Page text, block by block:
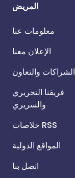
المريض
معلومات عنا
الإعلان معنا
الشراكات والتعاون
فريقنا التحريري
والسريري
خلاصات RSS
المواقع الدولية
اتصل بنا